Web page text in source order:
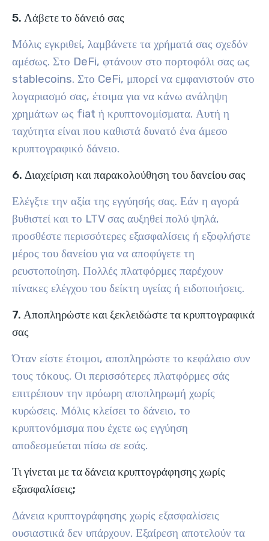
5. Λάβετε το δάνειό σας
Μόλις εγκριθεί, λαμβάνετε τα χρήματά σας σχεδόν
αμέσως. Στο DeFi, φτάνουν στο πορτοφόλι σας ως
stablecoins. Στο CeFi, μπορεί να εμφανιστούν στο
λογαριασμό σας, έτοιμα για να κάνω ανάληψη
χρημάτων ως fiat ή κρυπτονομίσματα. Αυτή η
ταχύτητα είναι που καθιστά δυνατό ένα άμεσο
κρυπτογραφικό δάνειο.
6. Διαχείριση και παρακολούθηση του δανείου σας
Ελέγξτε την αξία της εγγύησής σας. Εάν η αγορά
βυθιστεί και το LTV σας αυξηθεί πολύ ψηλά,
προσθέστε περισσότερες εξασφαλίσεις ή εξοφλήστε
μέρος του δανείου για να αποφύγετε τη
ρευστοποίηση. Πολλές πλατφόρμες παρέχουν
πίνακες ελέγχου του δείκτη υγείας ή ειδοποιήσεις.
7. Αποπληρώστε και ξεκλειδώστε τα κρυπτογραφικά
σας
Όταν είστε έτοιμοι, αποπληρώστε το κεφάλαιο συν
τους τόκους. Οι περισσότερες πλατφόρμες σάς
επιτρέπουν την πρόωρη αποπληρωμή χωρίς
κυρώσεις. Μόλις κλείσει το δάνειο, το
κρυπτονόμισμα που έχετε ως εγγύηση
αποδεσμεύεται πίσω σε εσάς.
Τι γίνεται με τα δάνεια κρυπτογράφησης χωρίς
εξασφαλίσεις;
Δάνεια κρυπτογράφησης χωρίς εξασφαλίσεις
ουσιαστικά δεν υπάρχουν. Εξαίρεση αποτελούν τα